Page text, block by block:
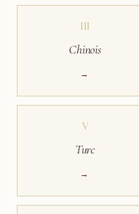
III
Chinois
→
V
Turc
→